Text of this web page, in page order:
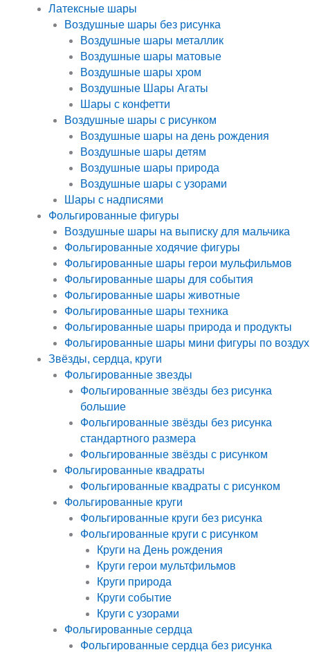
Латексные шары
Воздушные шары без рисунка
Воздушные шары металлик
Воздушные шары матовые
Воздушные шары хром
Воздушные Шары Агаты
Шары с конфетти
Воздушные шары с рисунком
Воздушные шары на день рождения
Воздушные шары детям
Воздушные шары природа
Воздушные шары с узорами
Шары с надписями
Фольгированные фигуры
Воздушные шары на выписку для мальчика
Фольгированные ходячие фигуры
Фольгированные шары герои мульфильмов
Фольгированные шары для события
Фольгированные шары животные
Фольгированные шары техника
Фольгированные шары природа и продукты
Фольгированные шары мини фигуры по воздух
Звёзды, сердца, круги
Фольгированные звезды
Фольгированные звёзды без рисунка
большие
Фольгированные звёзды без рисунка
стандартного размера
Фольгированные звёзды с рисунком
Фольгированные квадраты
Фольгированные квадраты с рисунком
Фольгированные круги
Фольгированные круги без рисунка
Фольгированные круги с рисунком
Круги на День рождения
Круги герои мультфильмов
Круги природа
Круги событие
Круги с узорами
Фольгированные сердца
Фольгированные сердца без рисунка